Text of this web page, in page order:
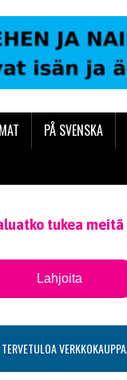
PÅ SVENSKA
tukea
Lahjoita
TERVETULOA